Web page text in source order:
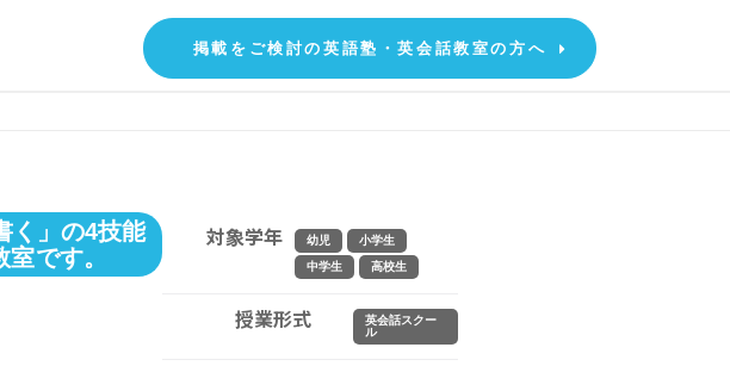
掲載をご検討の英語塾・英会話教室の方へ
く」の4技能
です。
対象学年 幼児
小学生
中学生
高校生
授業形式
英会話スクー
ル